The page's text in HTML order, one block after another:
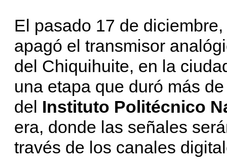
El pasado 17 de
apagó el transmisor
del Chiquihuite, en la
una etapa que duró más
del Instituto Politécnico
era, donde las señales
través de los canales